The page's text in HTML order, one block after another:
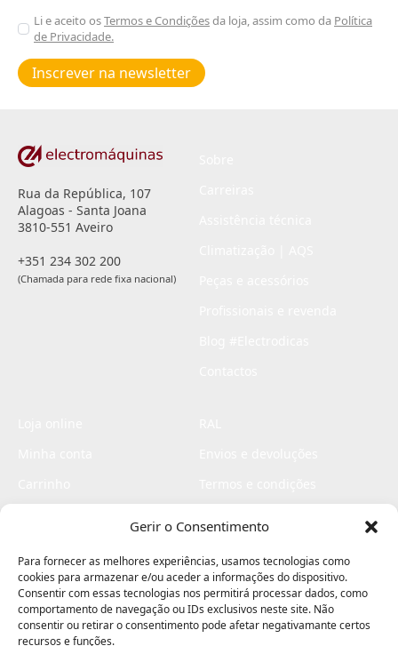
Gerir o Consentimento
Para fornecer as melhores experiências, usamos tecnologias como
cookies para armazenar e/ou aceder a informações do dispositivo.
Consentir com essas tecnologias nos permitirá processar dados, como
comportamento de navegação ou IDs exclusivos neste site. Não
consentir ou retirar o consentimento pode afetar negativamante certos
recursos e funções.
Aceitar
Poiticas
de
privacidade
Li e aceito osTermos e Condiçõesda loja, assim como da Política
de Privacidade.
Inscrever na newsletter
Rua da República, 107
Alagoas - Santa Joana
3810-551 Aveiro
+351 234 302 200
(Chamada para rede fixa nacional)
Livro de elogios